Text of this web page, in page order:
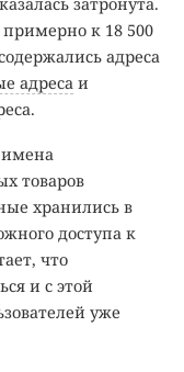
к 18 500
адреса
адреса и
имена
товаров
хранились в
доступа к
что
и с этой
уже